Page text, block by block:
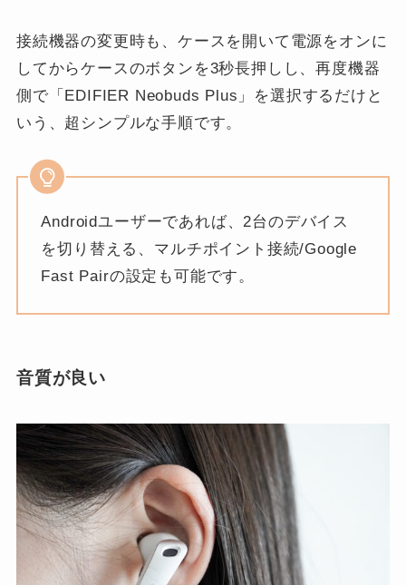
接続機器の変更時も、ケースを開いて電源をオンに
してからケースのボタンを3秒長押しし、再度機器
側で「EDIFIER Neobuds Plus」を選択するだけと
いう、超シンプルな手順です。
Androidユーザーであれば、2台のデバイス
を切り替える、マルチポイント接続/Google
Fast Pairの設定も可能です。
音質が良い